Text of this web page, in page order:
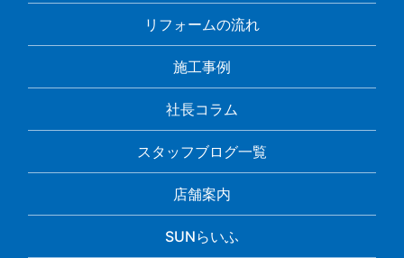
リフォームの流れ
施工事例
社長コラム
スタッフブログ一覧
店舗案内
SUNらいふ